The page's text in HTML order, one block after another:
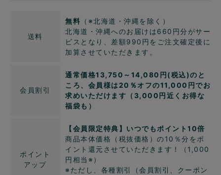
送料
無料 （※北海道・沖縄を除く）
北海道・沖縄へのお届けは660円分がサー
ビスとなり、差額990円をご注文確定後に
加算させていただきます。
会員割引
通常価格13,750～14,080円(税込)のと
ころ、会員様は20％オフの11,000円でお
求めいただけます（3,000円近くお得な
福袋も）
ポイント
アップ
【会員限定特典】いつでもポイント10倍
商品本体価格（税抜価格）の10％分をポ
イント還元させていただきます！（1,000
円相当※）
※ただし、各種割引（会員割引、クーポン